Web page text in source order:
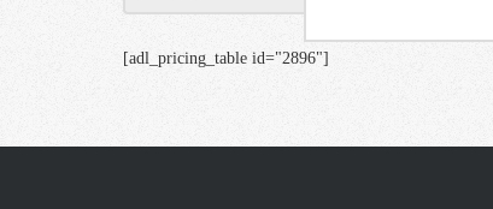
[adl_pricing_table id="2896"]